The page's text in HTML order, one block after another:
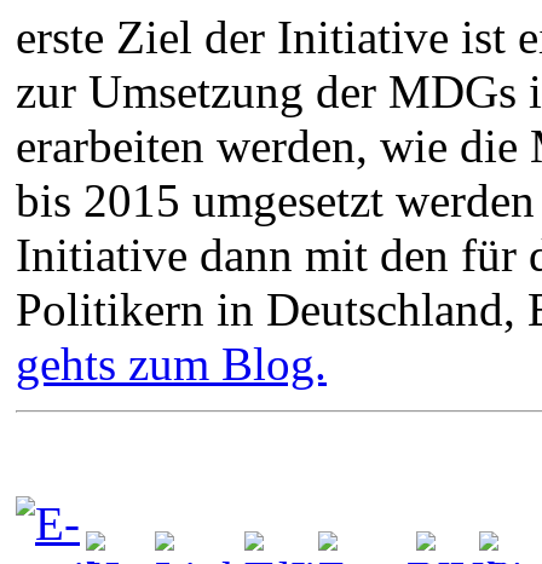
erste Ziel der Initiative ist
zur Umsetzung der MDGs
erarbeiten werden, wie
bis 2015 umgesetzt
Initiative dann mit den für
Politikern in Deutschland,
gehts zum Blog.